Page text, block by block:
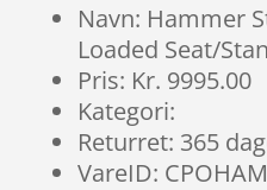
Navn: Hammer
Loaded Seat/
Pris: Kr. 9995.00
Kategori:
Returret: 365
VareID: